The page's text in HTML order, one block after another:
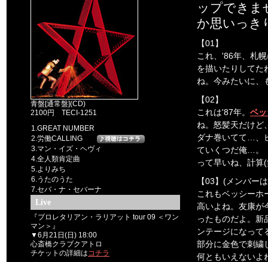
青盤[通常盤](CD)
2100円 TECI-1251
1.GREAT NUMBER
2.労働CALLING
3.マン・イズ・ヘヴィ
4.全人類肯定曲
5.よりみち
6.うたのうた
7.セバ・ナ・セバーナ
Live
『プロレタリアン・ラリアット tour 09 ＜ワン
マン＞』
▼6月21日(日) 18:00
心斎橋クラブクアトロ
チケットの詳細はコチラ
ップできま
か思いっき
【01】
これ、'86年、札
を描いたりしてた
ね。今みたいに、
【02】
これは'87年。 ベ
ね。怒髪天だけど
ダナ巻いてて…、
ていくつだ俺…。
って早いね、計算
【03】(メンバー
これもベッシーホ
高いよね。友康が
ったものだよ。新
ンテージになって
部分に金色で刺
何ともいえないよ